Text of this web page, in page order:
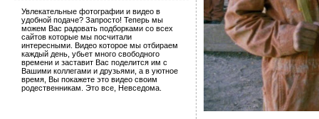
Увлекательные фотографии и видео в
удобной подаче? Запросто! Теперь мы
можем Вас радовать подборками со всех
сайтов которые мы посчитали
интересными. Видео которое мы отбираем
каждый день, убьет много свободного
времени и заставит Вас поделится им с
Вашими коллегами и друзьями, а в уютное
время, Вы покажете это видео своим
родественникам. Это все, Невседома.